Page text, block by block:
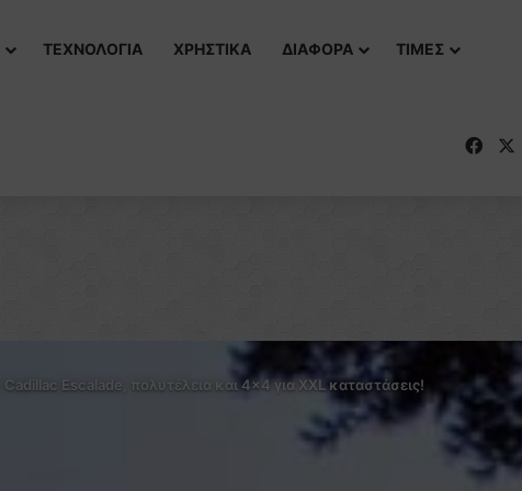
ΤΕΧΝΟΛΟΓΙΑ ΧΡΗΣΤΙΚΑ ΔΙΑΦΟΡΑ ΤΙΜΕΣ
Cadillac Escalade, πολυτέλεια και 4×4 για ΧΧL καταστάσεις!